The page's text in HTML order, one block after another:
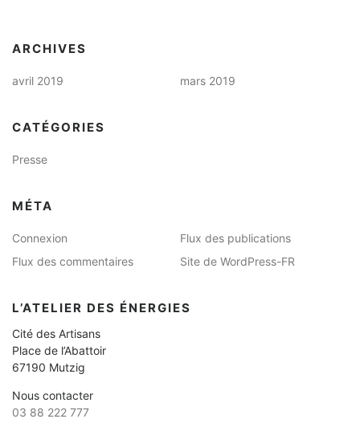
ARCHIVES
avril 2019 mars 2019
CATÉGORIES
Presse
MÉTA
Connexion
Flux des publications
Flux des commentaires
Site de WordPress-FR
L’ATELIER DES ÉNERGIES
Cité des Artisans
Place de l’Abattoir
67190 Mutzig
Nous contacter
03 88 222 777